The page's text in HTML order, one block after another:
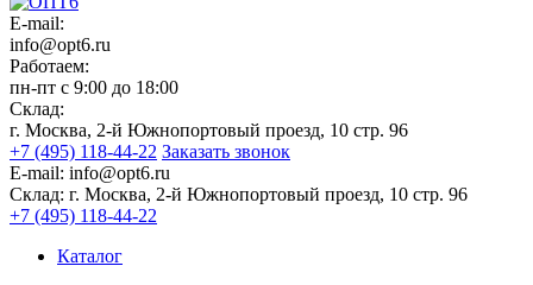
E-mail:
info@opt6.ru
Работаем:
пн-пт с 9:00 до 18:00
Склад:
г. Москва, 2-й Южнопортовый проезд, 10 стр. 96
+7 (495) 118-44-22 Заказать звонок
E-mail: info@opt6.ru
Склад: г. Москва, 2-й Южнопортовый проезд, 10 стр. 96
+7 (495) 118-44-22
Каталог